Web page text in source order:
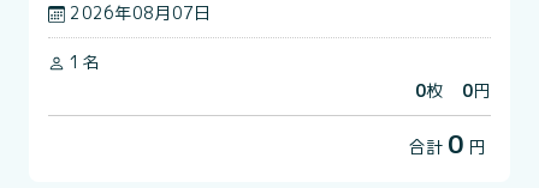
2026年08月07日
1名
0枚 0円
合計 0 円